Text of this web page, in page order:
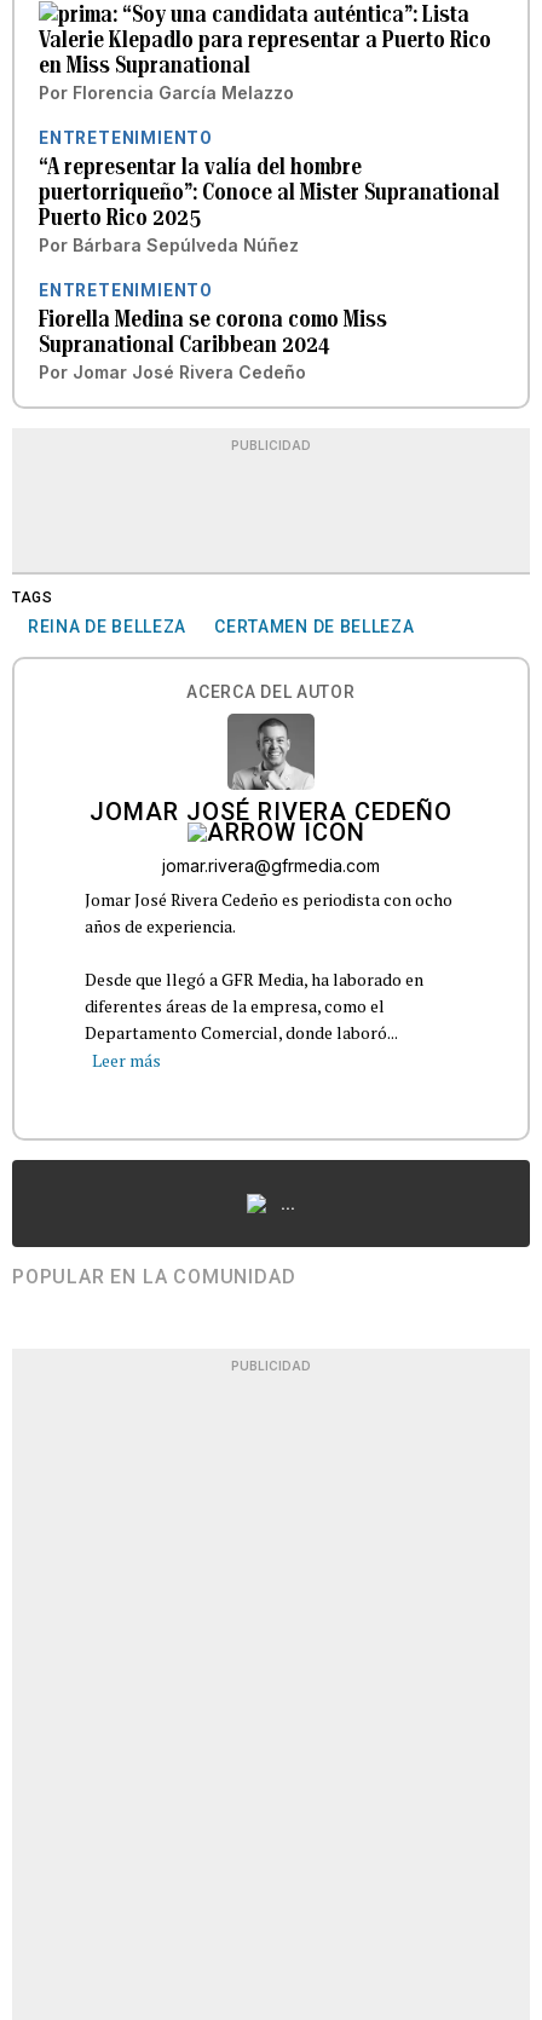
“Soy una candidata auténtica”: Lista
Valerie Klepadlo para representar a Puerto Rico
en Miss Supranational
Por Florencia García Melazzo
ENTRETENIMIENTO
“A representar la valía del hombre
puertorriqueño”: Conoce al Mister Supranational
Puerto Rico 2025
Por Bárbara Sepúlveda Núñez
ENTRETENIMIENTO
Fiorella Medina se corona como Miss
Supranational Caribbean 2024
Por Jomar José Rivera Cedeño
PUBLICIDAD
TAGS
REINA DE BELLEZA CERTAMEN DE BELLEZA
ACERCA DEL AUTOR
JOMAR JOSÉ RIVERA CEDEÑO
jomar.rivera@gfrmedia.com
Jomar José Rivera Cedeño es periodista con ocho
años de experiencia.
Desde que llegó a GFR Media, ha laborado en
diferentes áreas de la empresa, como el
Departamento Comercial, donde laboró...
Leer más
...
POPULAR EN LA COMUNIDAD
PUBLICIDAD